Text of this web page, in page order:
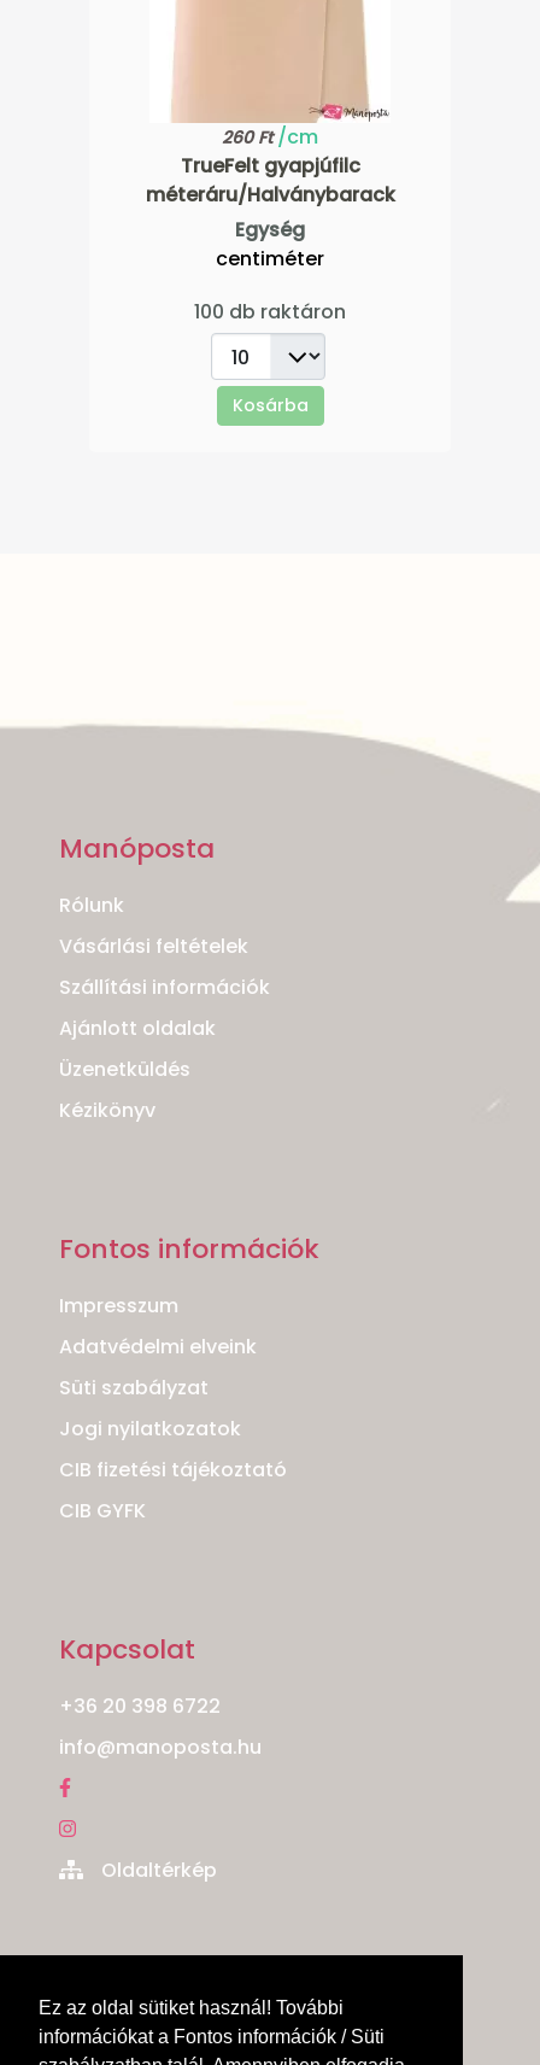
Ez az oldal sütiket használ! További
információkat a Fontos információk / Süti
260 Ft/cm
TrueFelt gyapjúfilc
méteráru/Halványbarack
Egység
centiméter
100 db raktáron
Kosárba
Manóposta
Rólunk
Vásárlási feltételek
Szállítási információk
Ajánlott oldalak
Üzenetküldés
Kézikönyv
Fontos információk
Impresszum
Adatvédelmi elveink
Süti szabályzat
Jogi nyilatkozatok
CIB fizetési tájékoztató
CIB GYFK
Kapcsolat
+36 20 398 6722
info@manoposta.hu
Oldaltérkép